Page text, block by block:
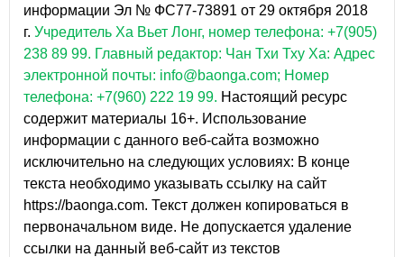
информации Эл № ФС77-73891 от 29 октября 2018
г. Учредитель Ха Вьет Лонг, номер телефона: +7(905)
238 89 99. Главный редактор: Чан Тхи Тху Ха: Адрес
электронной почты: info@baonga.com; Номер
телефона: +7(960) 222 19 99. Настоящий ресурс
содержит материалы 16+. Использование
информации с данного веб-сайта возможно
исключительно на следующих условиях: В конце
текста необходимо указывать ссылку на сайт
https://baonga.com. Текст должен копироваться в
первоначальном виде. Не допускается удаление
ссылки на данный веб-сайт из текстов